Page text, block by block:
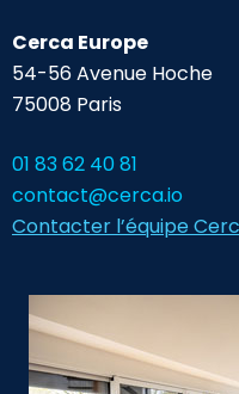
Cerca Europe
54-56 Avenue Hoche
75008 Paris
01 83 62 40 81
contact@cerca.io
Contacter l’équipe